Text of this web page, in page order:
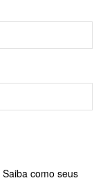
Saiba como seus